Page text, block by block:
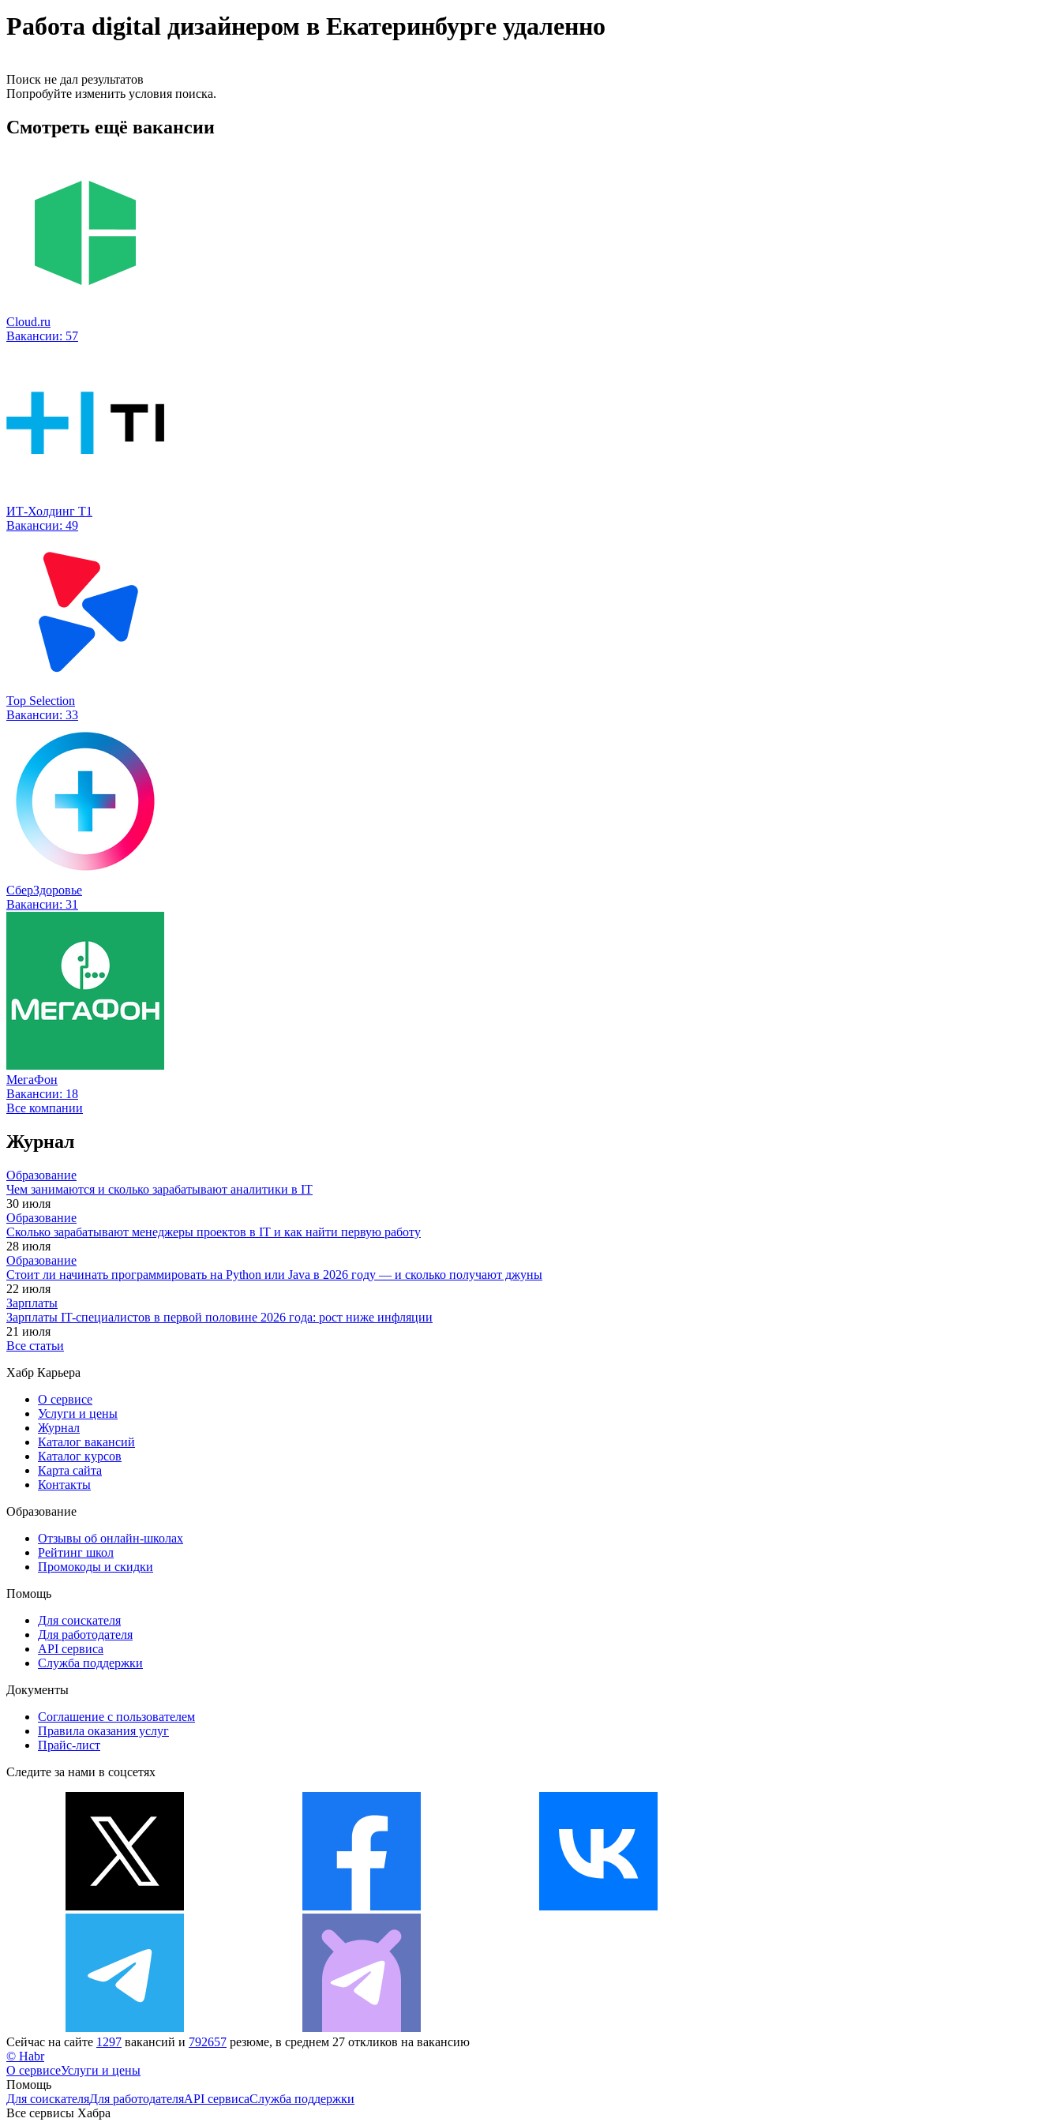
Работа digital дизайнером в Екатеринбурге удаленно
Поиск не дал результатов
Попробуйте изменить условия поиска.
Смотреть ещё вакансии
Cloud.ru
Вакансии: 57
ИТ-Холдинг Т1
Вакансии: 49
Top Selection
Вакансии: 33
СберЗдоровье
Вакансии: 31
МегаФон
Вакансии: 18
Все компании
Журнал
Образование
Чем занимаются и сколько зарабатывают аналитики в IT
30 июля
Образование
Сколько зарабатывают менеджеры проектов в IT и как найти первую работу
28 июля
Образование
Стоит ли начинать программировать на Python или Java в 2026 году — и сколько получают джуны
22 июля
Зарплаты
Зарплаты IT-специалистов в первой половине 2026 года: рост ниже инфляции
21 июля
Все статьи
Хабр Карьера
О сервисе
Услуги и цены
Журнал
Каталог вакансий
Каталог курсов
Карта сайта
Контакты
Образование
Отзывы об онлайн-школах
Рейтинг школ
Промокоды и скидки
Помощь
Для соискателя
Для работодателя
API сервиса
Служба поддержки
Документы
Соглашение с пользователем
Правила оказания услуг
Прайс-лист
Следите за нами в соцсетях
Сейчас на сайте 1297 вакансий и 792657 резюме, в среднем 27 откликов на вакансию
© Habr
О сервисеУслуги и цены
Помощь
Для соискателяДля работодателяAPI сервисаСлужба поддержки
Все сервисы Хабра